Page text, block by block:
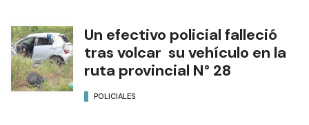
Un efectivo policial falleció
tras volcar su vehículo en la
ruta provincial N° 28
POLICIALES